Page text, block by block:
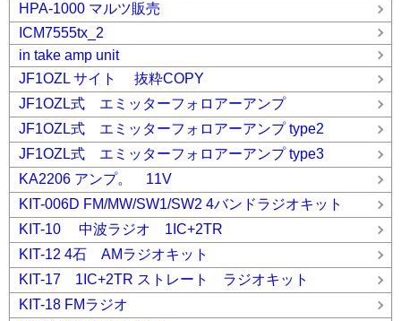
HPA-1000 マルツ販売
ICM7555tx_2
in take amp unit
JF1OZL サイト 抜粋COPY
JF1OZL式 エミッターフォロアーアンプ
JF1OZL式 エミッターフォロアーアンプ type2
JF1OZL式 エミッターフォロアーアンプ type3
KA2206 アンプ。 11V
KIT-006D FM/MW/SW1/SW2 4バンドラジオキット
KIT-10 中波ラジオ 1IC+2TR
KIT-12 4石 AMラジオキット
KIT-17 1IC+2TR ストレート ラジオキット
KIT-18 FMラジオ